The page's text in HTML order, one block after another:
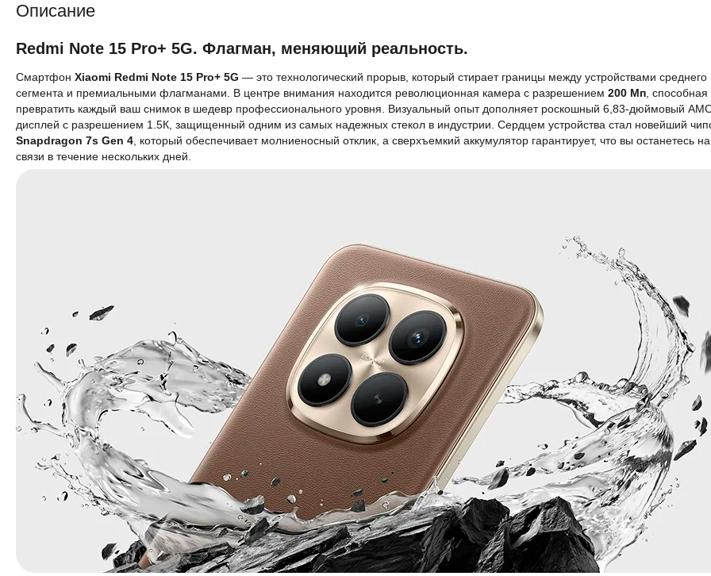
Описание
Redmi Note 15 Pro+ 5G. Флагман, меняющий реальность.
Смартфон Xiaomi Redmi Note 15 Pro+ 5G — это технологический прорыв, который стирает границы между устройствами среднего
сегмента и премиальными флагманами. В центре внимания находится революционная камера с разрешением 200 Мп , способная
превратить каждый ваш снимок в шедевр профессионального уровня. Визуальный опыт дополняет роскошный 6,83-дюймовый
дисплей с разрешением 1.5К, защищенный одним из самых надежных стекол в индустрии. Сердцем устройства стал новейший
Snapdragon 7s Gen 4 , который обеспечивает молниеносный отклик, а сверхъемкий аккумулятор гарантирует, что вы останетесь на
связи в течение нескольких дней.